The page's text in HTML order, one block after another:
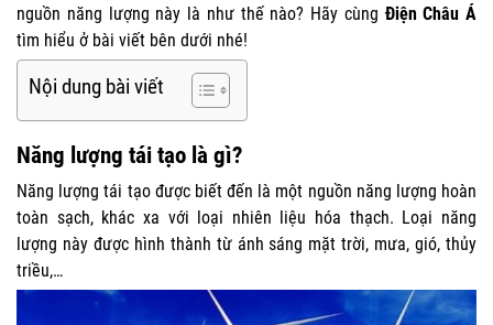
nguồn năng lượng này là như thế nào? Hãy cùng Điện Châu Á
tìm hiểu ở bài viết bên dưới nhé!
Nội dung bài viết
Năng lượng tái tạo là gì?
Năng lượng tái tạo được biết đến là một nguồn năng lượng hoàn
toàn sạch, khác xa với loại nhiên liệu hóa thạch. Loại năng
lượng này được hình thành từ ánh sáng mặt trời, mưa, gió, thủy
triều,…